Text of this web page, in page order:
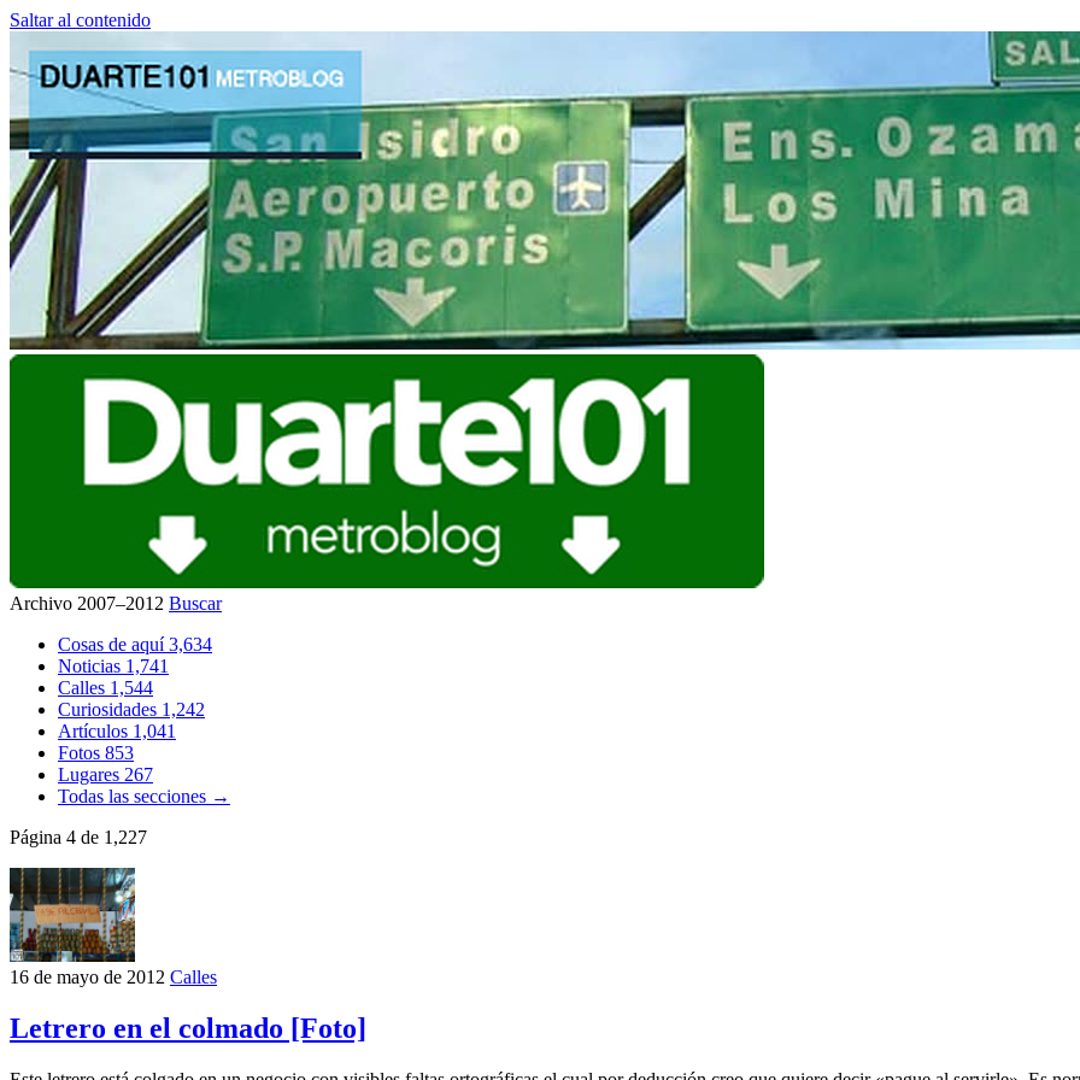
Saltar al contenido
Archivo 2007–2012 Buscar
Cosas de aquí3,634
Noticias 1,741
Calles 1,544
Curiosidades 1,242
Artículos 1,041
Fotos 853
Lugares 267
Todas las secciones →
Página 4 de 1,227
16 de mayo de 2012 Calles
Letrero en el colmado [Foto]